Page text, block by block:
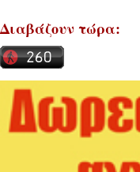
Διαβάζουν τώρα: